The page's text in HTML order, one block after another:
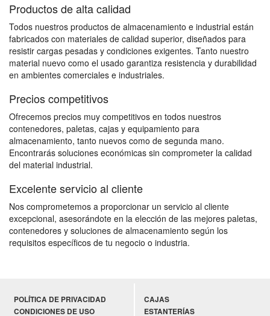
Productos de alta calidad
Todos nuestros productos de almacenamiento e industrial están
fabricados con materiales de calidad superior, diseñados para
resistir cargas pesadas y condiciones exigentes. Tanto nuestro
material nuevo como el usado garantiza resistencia y durabilidad
en ambientes comerciales e industriales.
Precios competitivos
Ofrecemos precios muy competitivos en todos nuestros
contenedores, paletas, cajas y equipamiento para
almacenamiento, tanto nuevos como de segunda mano.
Encontrarás soluciones económicas sin comprometer la calidad
del material industrial.
Excelente servicio al cliente
Nos comprometemos a proporcionar un servicio al cliente
excepcional, asesorándote en la elección de las mejores paletas,
contenedores y soluciones de almacenamiento según los
requisitos específicos de tu negocio o industria.
POLÍTICA DE PRIVACIDAD
CONDICIONES DE USO
CAJAS
ESTANTERÍAS